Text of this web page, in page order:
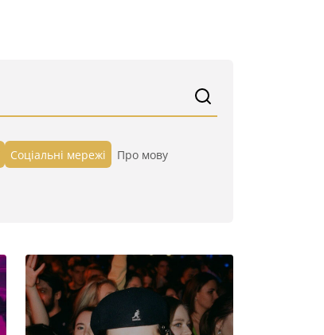
Cоціальні мережі Про мову